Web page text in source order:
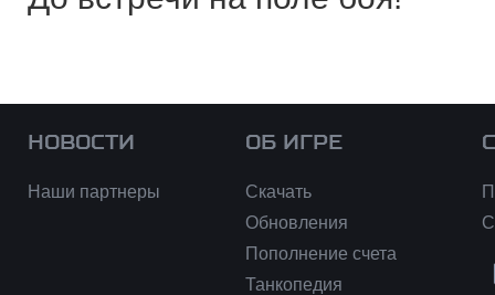
НОВОСТИ
Наши партнеры
ОБ ИГРЕ
Скачать
Обновления
Пополнение счета
Танкопедия